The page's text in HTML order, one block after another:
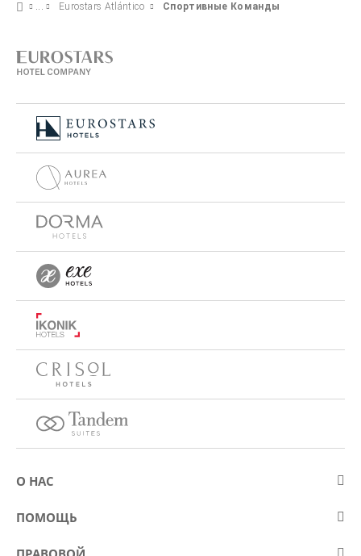
Eurostars Atlántico Спортивные Команды
О НАС
О компании Eurostars Hotel Company
ПОМОЩЬ
Контакт